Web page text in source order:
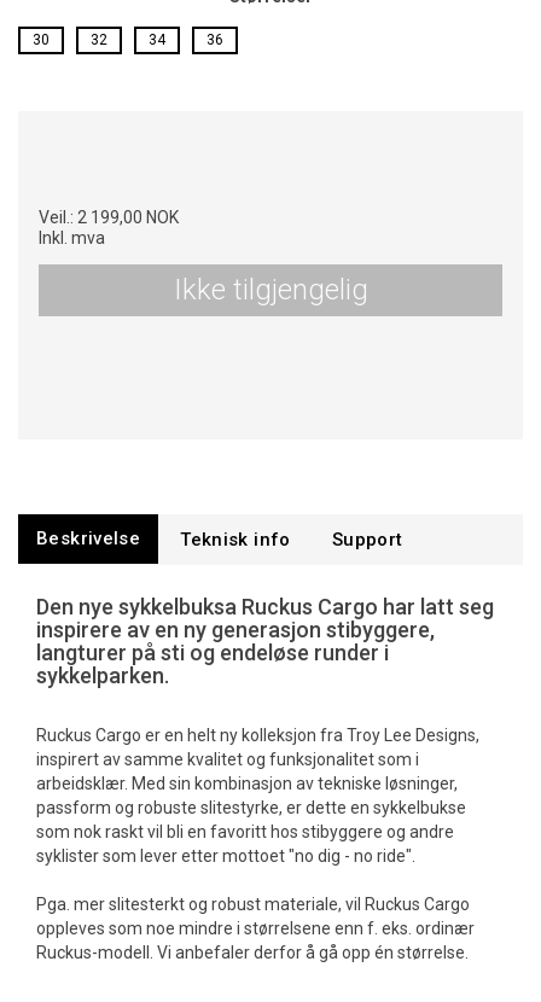
30 32 34 36
Veil.: 2 199,00 NOK
Inkl. mva
Ikke tilgjengelig
Beskrivelse Teknisk info Support
Den nye sykkelbuksa Ruckus Cargo har latt seg
inspirere av en ny generasjon stibyggere,
langturer på sti og endeløse runder i
sykkelparken.
Ruckus Cargo er en helt ny kolleksjon fra Troy Lee Designs,
inspirert av samme kvalitet og funksjonalitet som i
arbeidsklær. Med sin kombinasjon av tekniske løsninger,
passform og robuste slitestyrke, er dette en sykkelbukse
som nok raskt vil bli en favoritt hos stibyggere og andre
syklister som lever etter mottoet "no dig - no ride".
Pga. mer slitesterkt og robust materiale, vil Ruckus Cargo
oppleves som noe mindre i størrelsene enn f. eks. ordinær
Ruckus-modell. Vi anbefaler derfor å gå opp én størrelse.